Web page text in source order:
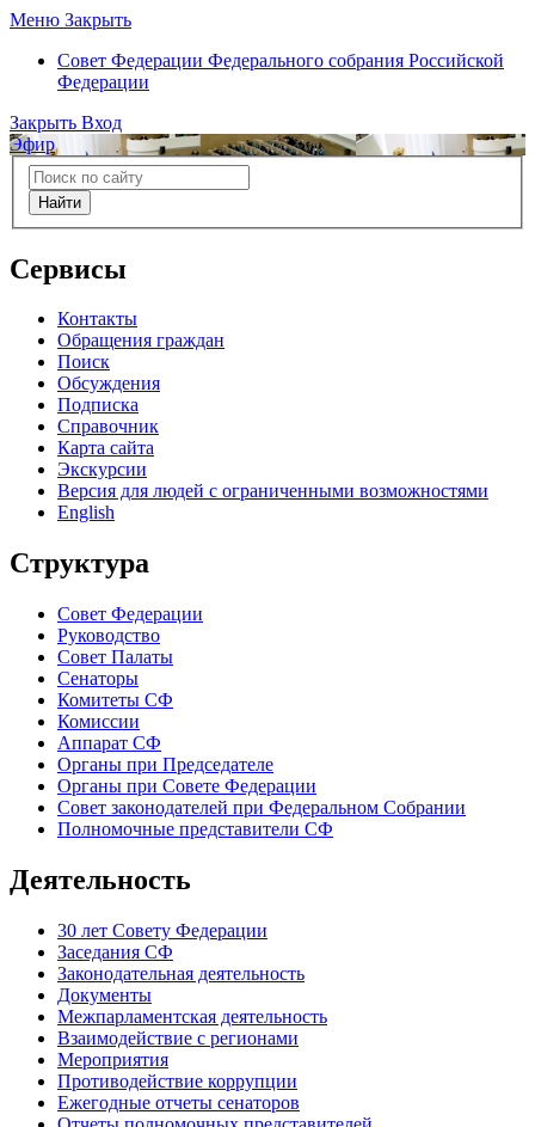
Меню Закрыть
Совет Федерации Федерального собрания Российской
Федерации
Закрыть Вход
Эфир
Найти
Сервисы
Контакты
Обращения граждан
Поиск
Обсуждения
Подписка
Справочник
Карта сайта
Экскурсии
Версия для людей с ограниченными возможностями
English
Структура
Совет Федерации
Руководство
Совет Палаты
Сенаторы
Комитеты СФ
Комиссии
Аппарат СФ
Органы при Председателе
Органы при Совете Федерации
Совет законодателей при Федеральном Собрании
Полномочные представители СФ
Деятельность
30 лет Совету Федерации
Заседания СФ
Законодательная деятельность
Документы
Межпарламентская деятельность
Взаимодействие с регионами
Мероприятия
Противодействие коррупции
Ежегодные отчеты сенаторов